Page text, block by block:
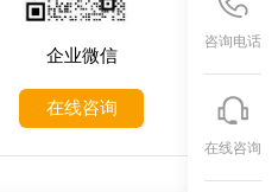
企业微信
在线咨询
咨询电话
在线咨询